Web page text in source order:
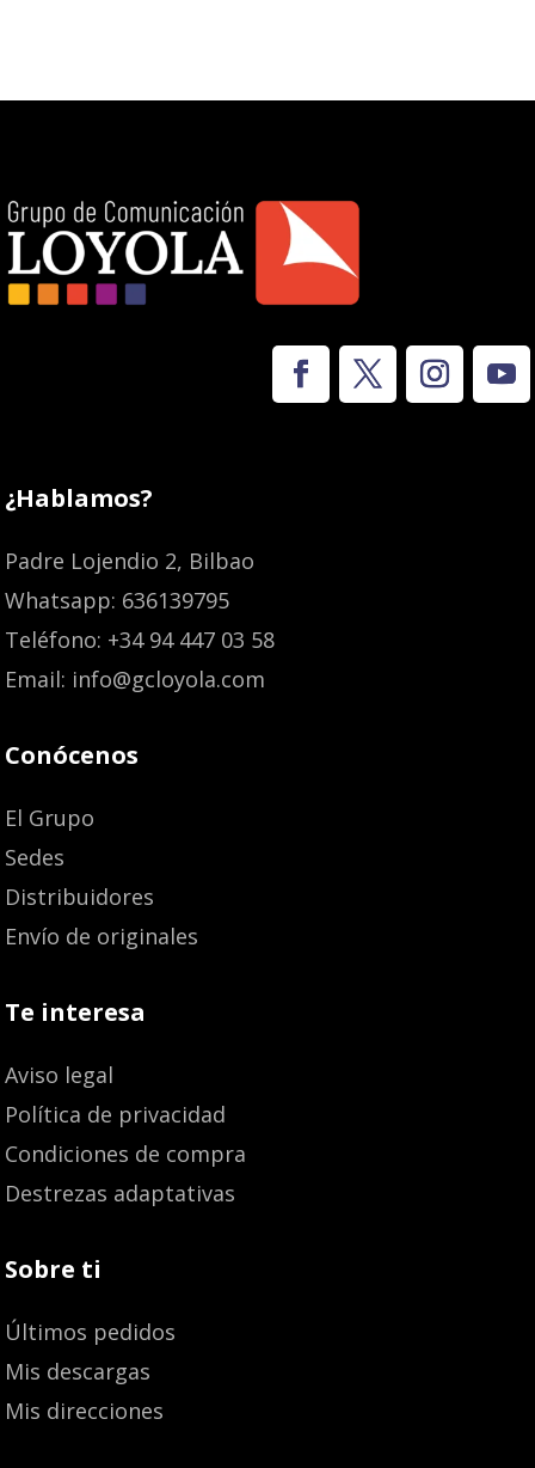
¿Hablamos?
Padre Lojendio 2, Bilbao
Whatsapp: 636139795
Teléfono: +34 94 447 03 58
Email: info@gcloyola.com
Conócenos
El Grupo
Sedes
Distribuidores
Envío de originales
Te interesa
Aviso legal
Política de privacidad
Condiciones de compra
Destrezas adaptativas
Sobre ti
Últimos pedidos
Mis descargas
Mis direcciones